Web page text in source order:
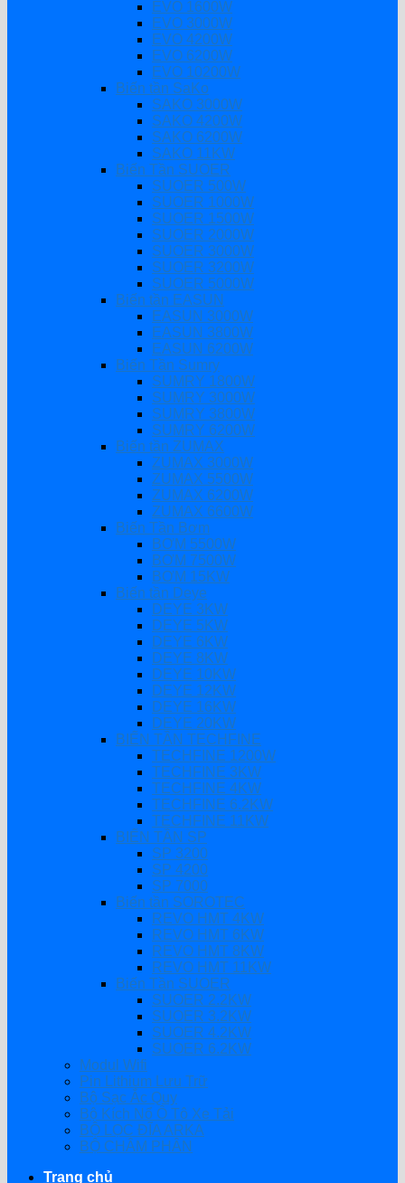
EVO 1600W
EVO 3000W
EVO 4200W
EVO 6200W
EVO 10200W
Biến tần SaKo
SAKO 3000W
SAKO 4200W
SAKO 6200W
SAKO 11KW
Biến Tần SUOER
SUOER 500W
SUOER 1000W
SUOER 1500W
SUOER 2000W
SUOER 3000W
SUOER 3200W
SUOER 5000W
Biến tần EASUN
EASUN 3000W
EASUN 3800W
EASUN 6200W
Biến Tần Sumry
SUMRY 1800W
SUMRY 3000W
SUMRY 3800W
SUMRY 6200W
Biến tần ZUMAX
ZUMAX 3000W
ZUMAX 5500W
ZUMAX 6200W
ZUMAX 6600W
Biến Tần Bơm
BƠM 5500W
BƠM 7500W
BƠM 15KW
Biến tần Deye
DEYE 3KW
DEYE 5KW
DEYE 6KW
DEYE 8KW
DEYE 10KW
DEYE 12KW
DEYE 16KW
DEYE 20KW
BIẾN TẦN TECHFINE
TECHFINE 1200W
TECHFINE 3KW
TECHFINE 4KW
TECHFINE 6.2KW
TECHFINE 11KW
BIẾN TẦN SP
SP 3200
SP 4200
SP 7000
Biến tần SOROTEC
REVO HMT 4KW
REVO HMT 6KW
REVO HMT 8KW
REVO HMT 11KW
Biến Tần SUOER
SUOER 2.2KW
SUOER 3.2KW
SUOER 4.2KW
SUOER 6.2KW
Modul Wifi
Pin Lithium Lưu Trữ
Bộ Sạc Ắc Quy
Bộ Kích Nổ Ô Tô Xe Tải
BỘ LỌC ĐĨA ARKA
BỘ CHÂM PHÂN
Trang chủ